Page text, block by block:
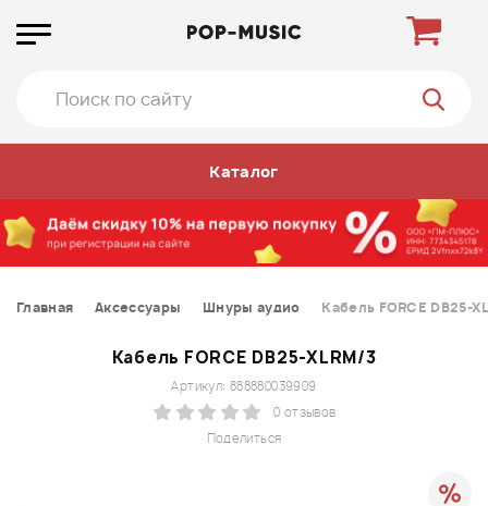
Каталог
Главная Аксессуары Шнуры аудио Кабель FORCE DB25-
Кабель FORCE DB25-XLRM/3
Поделиться
Артикул: 888880039909
0 отзывов